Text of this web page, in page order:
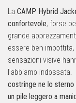
La CAMP Hybrid
confortevole, forse
grande
essere ben
sensazioni visive
l'abbiamo indossata.
costringe ne lo sterno
un pile leggero a